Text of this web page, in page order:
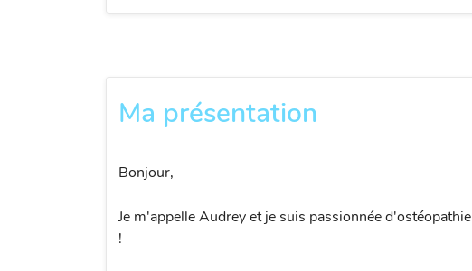
Ma présentation
Bonjour,
Je m'appelle Audrey et je suis passionnée d'ostéopathie
!